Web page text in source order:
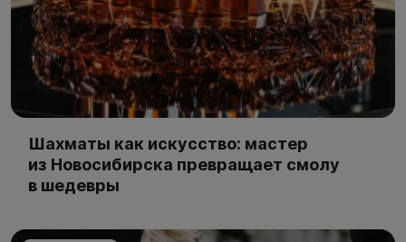
Шахматы как искусство: мастер
из Новосибирска превращает смолу
в шедевры